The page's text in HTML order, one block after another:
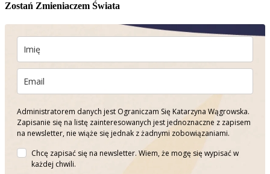
Zostań Zmieniaczem Świata
Administratorem danych jest Ograniczam Się Katarzyna Wągrowska.
Zapisanie się na listę zainteresowanych jest jednoznaczne z zapisem
na newsletter, nie wiąże się jednak z żadnymi zobowiązaniami.
Chcę zapisać się na newsletter. Wiem, że mogę się wypisać w
każdej chwili.